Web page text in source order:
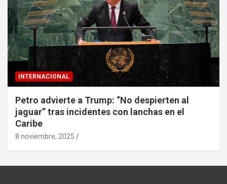
INTERNACIONAL
Petro advierte a Trump: “No despierten al
jaguar” tras incidentes con lanchas en el
Caribe
8 noviembre, 2025